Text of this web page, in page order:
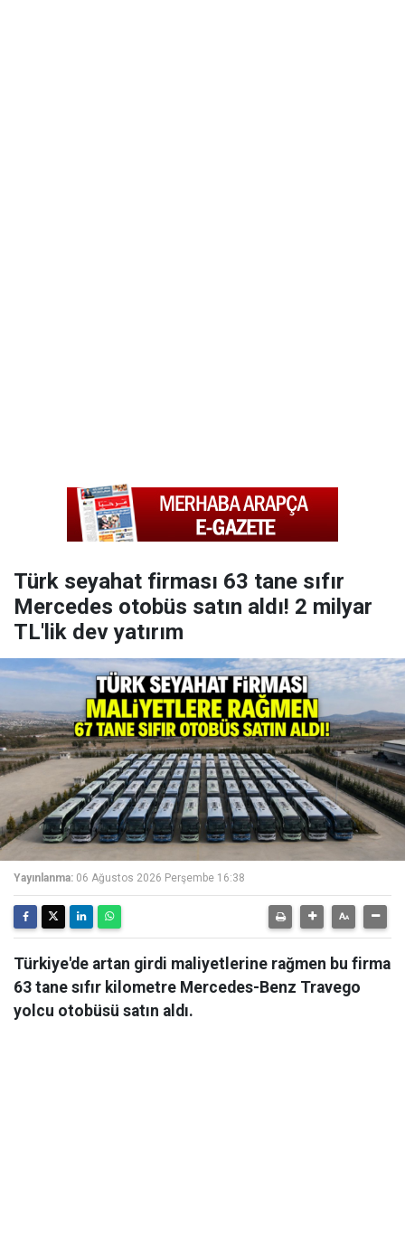
Türk seyahat firması 63 tane sıfır
Mercedes otobüs satın aldı! 2 milyar
TL'lik dev yatırım
Yayınlanma: 06 Ağustos 2026 Perşembe 16:38
Türkiye'de artan girdi maliyetlerine rağmen bu firma
63 tane sıfır kilometre Mercedes-Benz Travego
yolcu otobüsü satın aldı.